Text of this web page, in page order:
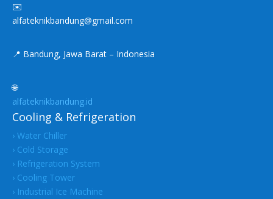
✉️
alfateknikbandung@gmail.com
📍 Bandung, Jawa Barat – Indonesia
🌐
alfateknikbandung.id
Cooling & Refrigeration
› Water Chiller
› Cold Storage
› Refrigeration System
› Cooling Tower
› Industrial Ice Machine